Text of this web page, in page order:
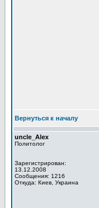
Вернуться к началу
uncle_Alex
Политолог
Зарегистрирован:
13.12.2008
Сообщения: 1216
Откуда: Киев, Украина